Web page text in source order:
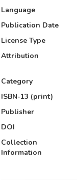
Language
Publication Date
License Type
Attribution
Category
ISBN-13 (print)
Publisher
DOI
Collection
Information